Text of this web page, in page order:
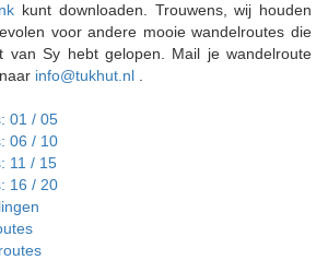
kunt downloaden. Trouwens, wij houden
voor andere mooie wandelroutes die
van Sy hebt gelopen. Mail je wandelroute
info@tukhut.nl
01 / 05
06 / 10
11 / 15
16 / 20